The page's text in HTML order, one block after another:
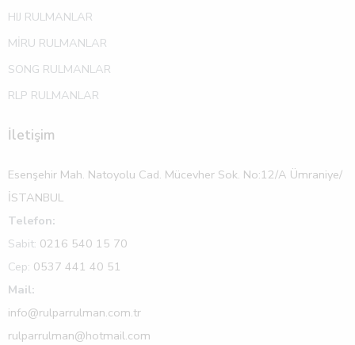
HIJ RULMANLAR
MİRU RULMANLAR
SONG RULMANLAR
RLP RULMANLAR
İletişim
Esenşehir Mah. Natoyolu Cad. Mücevher Sok. No:12/A Ümraniye/
İSTANBUL
Telefon:
Sabit: 0216 540 15 70
Cep: 0537 441 40 51
Mail:
info@rulparrulman.com.tr
rulparrulman@hotmail.com